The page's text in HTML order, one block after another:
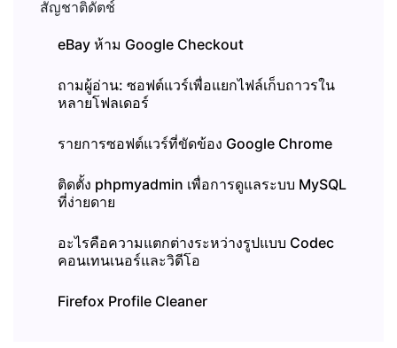
eBay ห้าม Google Checkout
ถามผู้อ่าน: ซอฟต์แวร์เพื่อแยกไฟล์เก็บถาวรใน
หลายโฟลเดอร์
รายการซอฟต์แวร์ที่ขัดข้อง Google Chrome
ติดตั้ง phpmyadmin เพื่อการดูแลระบบ MySQL
ที่ง่ายดาย
อะไรคือความแตกต่างระหว่างรูปแบบ Codec
คอนเทนเนอร์และวิดีโอ
Firefox Profile Cleaner